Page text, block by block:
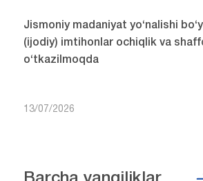
Jismoniy madaniyat yo‘nalishi
(ijodiy) imtihonlar ochiqlik va
o‘tkazilmoqda
13/07/2026